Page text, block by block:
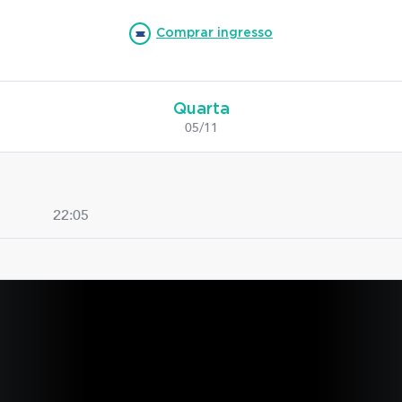
Comprar ingresso
Quarta
05/11
22:05